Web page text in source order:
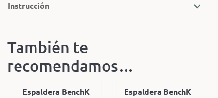
Instrucción
También te
recomendamos…
Espaldera BenchK
Espaldera BenchK